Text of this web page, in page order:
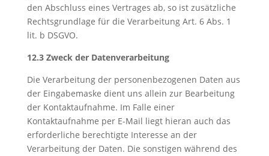
den Abschluss eines Vertrages ab, so ist zusätzliche
Rechtsgrundlage für die Verarbeitung Art. 6 Abs. 1
lit. b DSGVO.
12.3 Zweck der Datenverarbeitung
Die Verarbeitung der personenbezogenen Daten aus
der Eingabemaske dient uns allein zur Bearbeitung
der Kontaktaufnahme. Im Falle einer
Kontaktaufnahme per E-Mail liegt hieran auch das
erforderliche berechtigte Interesse an der
Verarbeitung der Daten. Die sonstigen während des